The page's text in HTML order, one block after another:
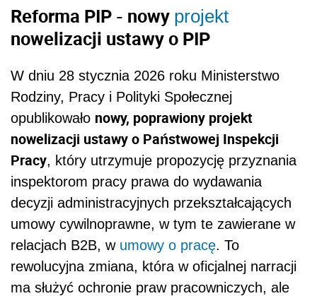
Reforma PIP - nowy projekt
nowelizacji ustawy o PIP
W dniu 28 stycznia 2026 roku Ministerstwo
Rodziny, Pracy i Polityki Społecznej
opublikowało nowy, poprawiony projekt
nowelizacji ustawy o Państwowej Inspekcji
Pracy, który utrzymuje propozycję przyznania
inspektorom pracy prawa do wydawania
decyzji administracyjnych przekształcających
umowy cywilnoprawne, w tym te zawierane w
relacjach B2B, w umowy o pracę. To
rewolucyjna zmiana, która w oficjalnej narracji
ma służyć ochronie praw pracowniczych, ale